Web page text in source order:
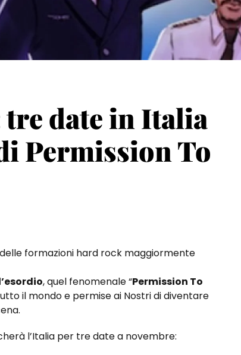
tre date in Italia
Permission To
formazioni hard rock maggiormente
, quel fenomenale “Permission To
il mondo e permise ai Nostri di diventare
l’Italia per tre date a novembre: